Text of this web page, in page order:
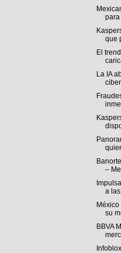
para
que
El
La IA
–
a
su
BBVA